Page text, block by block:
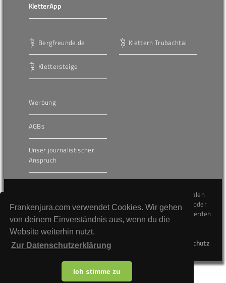
Frankenjura.com verwendet Cookies. Wir gehen
von deinem Einverständnis aus, wenn du die
Website weiterhin nutzt.
Zur Datenschutzerklärung
Ich stimme zu
KletterApp
Bergfreunde.de
Klettersteige
Klettern Trubachtal
Werbung
AGBs
Unser journalistischer
Anspruch
Die hier veröffentlichten Inhalte unterliegen dem internationalen
Urheberrecht (Copyright) und dürfen nicht kopiert, verändert oder
unverändert wiederveröffentlicht werden. Gegen Verstöße werden
wir auf juristischem Wege vorgehen.
Kontakt
Datenschutz